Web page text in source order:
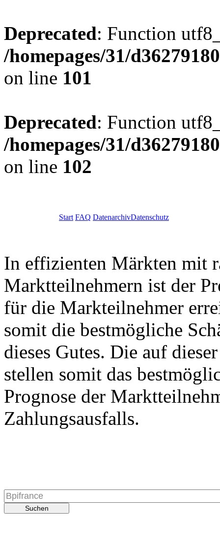
Deprecated: Function
/homepages/31/
on line 101
Deprecated: Function
/homepages/31/
on line 102
Start FAQ DatenarchivDatenschutz
In effizienten Märkten mit
Marktteilnehmern ist der
für die Markteilnehmer
somit die bestmögliche
dieses Gutes. Die auf
stellen somit das
Prognose der
Zahlungsausfalls.